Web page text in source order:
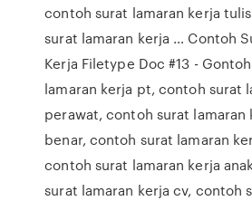
contoh surat lamaran kerja
surat lamaran kerja … Contoh
Kerja Filetype Doc #13 -
lamaran kerja pt, contoh surat
perawat, contoh surat lamaran
benar, contoh surat lamaran
contoh surat lamaran kerja
surat lamaran kerja cv, contoh